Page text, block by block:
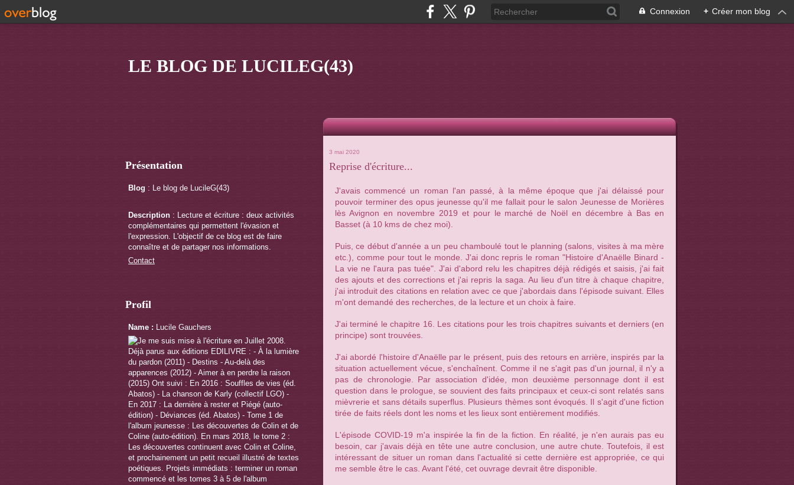
Connexion + Créer mon blog
LE BLOG DE LUCILEG(43)
Présentation
Blog : Le blog de LucileG(43)
Description : Lecture et écriture : deux activités
complémentaires qui permettent l'évasion et
l'expression. L'objectif de ce blog est de faire
connaître et de partager nos informations.
Contact
Profil
Name : Lucile Gauchers
3 mai 2020
Reprise d'écriture...
J'avais commencé un roman l'an passé, à la même époque que j'ai délaissé pour
pouvoir terminer des opus jeunesse qu'il me fallait pour le salon Jeunesse de Morières
lès Avignon en novembre 2019 et pour le marché de Noël en décembre à Bas en
Basset (à 10 kms de chez moi).
Puis, ce début d'année a un peu chamboulé tout le planning (salons, visites à ma mère
etc.), comme pour tout le monde. J'ai donc repris le roman "Histoire d'Anaëlle Binard -
La vie ne l'aura pas tuée". J'ai d'abord relu les chapitres déjà rédigés et saisis, j'ai fait
des ajouts et des corrections et j'ai repris la saga. Au lieu d'un titre à chaque chapitre,
j'ai introduit des citations en relation avec ce que j'abordais dans l'épisode suivant. Elles
m'ont demandé des recherches, de la lecture et un choix à faire.
J'ai terminé le chapitre 16. Les citations pour les trois chapitres suivants et derniers (en
principe) sont trouvées.
J'ai abordé l'histoire d'Anaëlle par le présent, puis des retours en arrière, inspirés par la
situation actuellement vécue, s'enchaînent. Comme il ne s'agit pas d'un journal, il n'y a
pas de chronologie. Par association d'idée, mon deuxième personnage dont il est
question dans le prologue, se souvient des faits principaux et ceux-ci sont relatés sans
mièvrerie et sans détails superflus. Plusieurs thèmes sont évoqués. Il s'agit d'une fiction
tirée de faits réels dont les noms et les lieux sont entièrement modifiés.
L'épisode COVID-19 m'a inspirée la fin de la fiction. En réalité, je n'en aurais pas eu
besoin, car j'avais déjà en tête une autre conclusion, une autre chute. Toutefois, il est
intéressant de situer un roman dans l'actualité si cette dernière est appropriée, ce qui
me semble être le cas. Avant l'été, cet ouvrage devrait être disponible.